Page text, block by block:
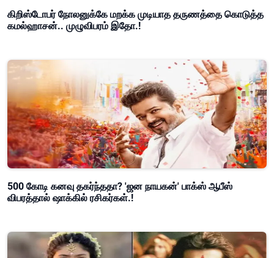
கிறிஸ்டோபர் நோலனுக்கே மறக்க முடியாத தருணத்தை கொடுத்த
கமல்ஹாசன்.. முழுவிபரம் இதோ.!
500 கோடி கனவு தகர்ந்ததா? 'ஜன நாயகன்' பாக்ஸ் ஆபீஸ்
விபரத்தால் ஷாக்கில் ரசிகர்கள்.!